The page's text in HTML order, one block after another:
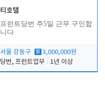
티호텔
프런트당번 주5일 근무 구인합
니다
서울 강동구 월 3,000,000원
당번, 프런트업무
1년 이상